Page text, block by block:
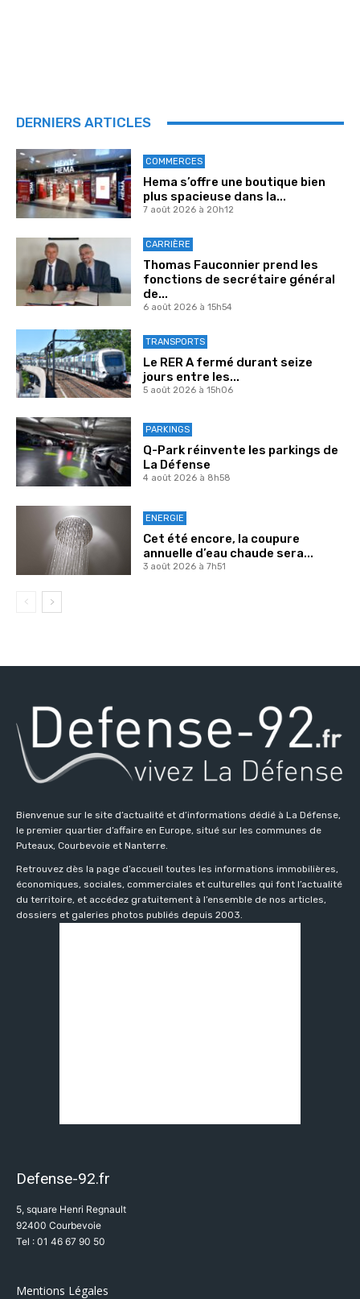
DERNIERS ARTICLES
COMMERCES
Hema s’offre une boutique bien
plus spacieuse dans la...
7 août 2026 à 20h12
CARRIÈRE
Thomas Fauconnier prend les
fonctions de secrétaire général
de...
6 août 2026 à 15h54
TRANSPORTS
Le RER A fermé durant seize
jours entre les...
5 août 2026 à 15h06
PARKINGS
Q-Park réinvente les parkings de
La Défense
4 août 2026 à 8h58
ENERGIE
Cet été encore, la coupure
annuelle d’eau chaude sera...
3 août 2026 à 7h51
Bienvenue sur le site d’actualité et d’informations dédié à La Défense,
le premier quartier d’affaire en Europe, situé sur les communes de
Puteaux, Courbevoie et Nanterre.
Retrouvez dès la page d’accueil toutes les informations immobilières,
économiques, sociales, commerciales et culturelles qui font l’actualité
du territoire, et accédez gratuitement à l’ensemble de nos articles,
dossiers et galeries photos publiés depuis 2003.
Defense-92.fr
5, square Henri Regnault
92400 Courbevoie
Tel : 01 46 67 90 50
Mentions Légales